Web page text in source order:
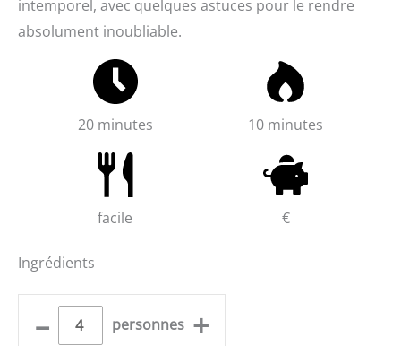
intemporel, avec quelques astuces pour le rendre
absolument inoubliable.
20 minutes 10 minutes
facile €
Ingrédients
– personnes +